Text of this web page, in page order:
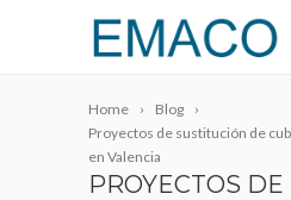
Home
Blog
Proyectos de sustitución de
en Valencia
PROYECTOS DE